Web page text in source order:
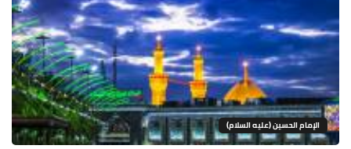
الإمام الحسين (عليه السلام)